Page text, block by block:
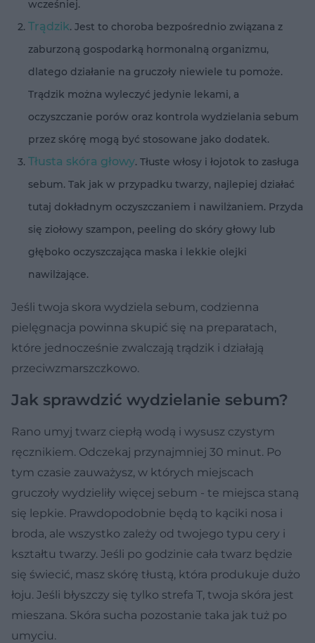
wcześniej.
Trądzik. Jest to choroba bezpośrednio związana z
zaburzoną gospodarką hormonalną organizmu,
dlatego działanie na gruczoły niewiele tu pomoże.
Trądzik można wyleczyć jedynie lekami, a
oczyszczanie porów oraz kontrola wydzielania sebum
przez skórę mogą być stosowane jako dodatek.
Tłusta skóra głowy. Tłuste włosy i łojotok to zasługa
sebum. Tak jak w przypadku twarzy, najlepiej działać
tutaj dokładnym oczyszczaniem i nawilżaniem. Przyda
się ziołowy szampon, peeling do skóry głowy lub
głęboko oczyszczająca maska i lekkie olejki
nawilżające.
Jeśli twoja skora wydziela sebum, codzienna
pielęgnacja powinna skupić się na preparatach,
które jednocześnie zwalczają trądzik i działają
przeciwzmarszczkowo.
Jak sprawdzić wydzielanie sebum?
Rano umyj twarz ciepłą wodą i wysusz czystym
ręcznikiem. Odczekaj przynajmniej 30 minut. Po
tym czasie zauważysz, w których miejscach
gruczoły wydzieliły więcej sebum - te miejsca staną
się lepkie. Prawdopodobnie będą to kąciki nosa i
broda, ale wszystko zależy od twojego typu cery i
kształtu twarzy. Jeśli po godzinie cała twarz będzie
się świecić, masz skórę tłustą, która produkuje dużo
łoju. Jeśli błyszczy się tylko strefa T, twoja skóra jest
mieszana. Skóra sucha pozostanie taka jak tuż po
umyciu.